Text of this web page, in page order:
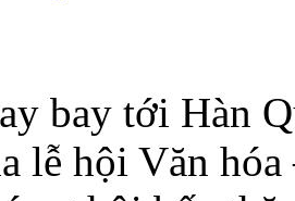
bay tới Hàn
lễ hội Văn